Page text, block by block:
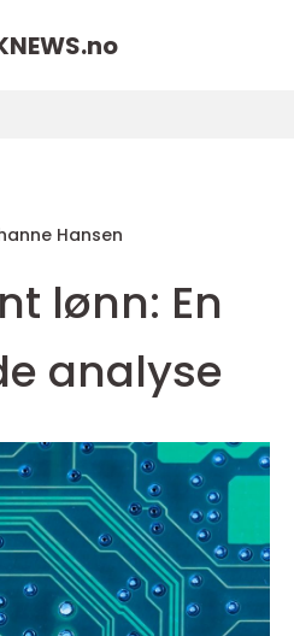
no
Hansen
lønn: En
analyse